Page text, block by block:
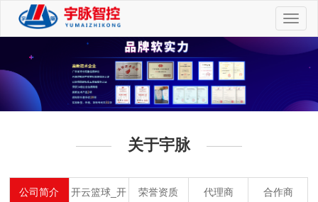
切
换
关于宇脉
公司简介 开云篮球_开 荣誉资质 代理商 合作商